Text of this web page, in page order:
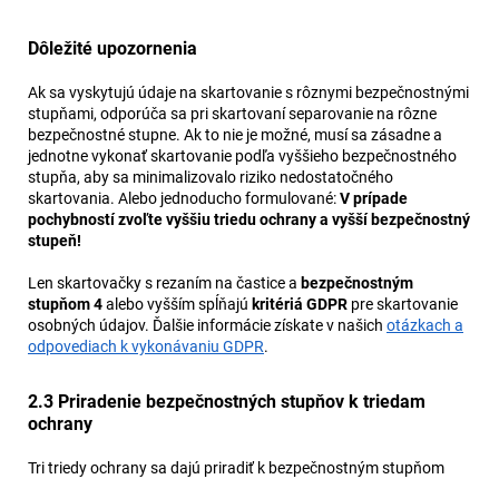
Dôležité upozornenia
Ak sa vyskytujú údaje na skartovanie s rôznymi bezpečnostnými
stupňami, odporúča sa pri skartovaní separovanie na rôzne
bezpečnostné stupne. Ak to nie je možné, musí sa zásadne a
jednotne vykonať skartovanie podľa vyššieho bezpečnostného
stupňa, aby sa minimalizovalo riziko nedostatočného
skartovania. Alebo jednoducho formulované:V prípade
pochybností zvoľte vyššiu triedu ochrany a vyšší bezpečnostný
stupeň!
Len skartovačky s rezaním na častice a bezpečnostným
stupňom 4alebo vyšším spĺňajú kritériá GDPR pre skartovanie
osobných údajov. Ďalšie informácie získate v našich otázkach a
odpovediach k vykonávaniu GDPR.
2.3 Priradenie bezpečnostných stupňov k triedam
ochrany
Tri triedy ochrany sa dajú priradiť k bezpečnostným stupňom